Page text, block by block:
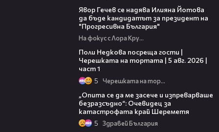
Явор Гечев се надява Илияна Йотова
да бъде кандидатът за президент на
"Прогресивна България"
На фокус с Лора Крумова
Поли Недкова посреща гости |
Черешката на тортата | 5 авг. 2026 |
част 1
5 Черешката на тортата
„Опита се да ме засече и изпреварваше
безразсъдно“: Очевидец за
катастрофата край Шереметя
5 Здравей България